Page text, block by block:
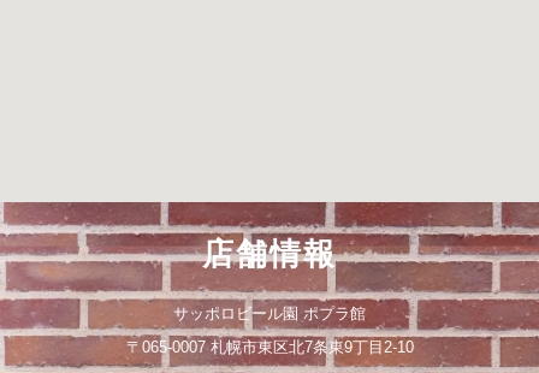
店舗情報
サッポロビール園 ポプラ館
〒065-0007 札幌市東区北7条東9丁目2-10